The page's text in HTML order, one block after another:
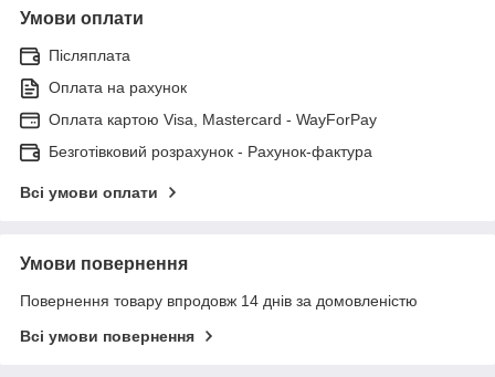
Умови оплати
Післяплата
Оплата на рахунок
Оплата картою Visa, Mastercard - WayForPay
Безготівковий розрахунок - Рахунок-фактура
Всі умови оплати
Умови повернення
Повернення товару впродовж 14 днів за домовленістю
Всі умови повернення